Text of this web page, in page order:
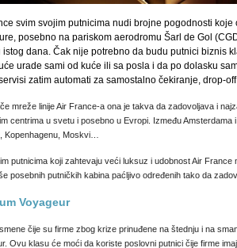
svim svojim putnicima nudi brojne pogodnosti
posebno na pariskom aerodromu Šarl de Gol
istog dana. Čak nije potrebno da budu putnici biznis
urade sami od kuće ili sa posla i da po dolasku
zatim automati za samostalno čekiranje, drop-
mreže linije Air France-a ona je takva da zadovoljava i
centrima u svetu i posebno u Evropi. Između Amsterdama
Kopenhagenu, Moskvi…
putnicima koji zahtevaju veći luksuz i udobnost Air
posebnih putničkih kabina paćljivo određenih tako da
Voyageur
čije su firme zbog krize prinuđene na štednju i na
Ovu klasu će moći da koriste poslovni putnici čije firme